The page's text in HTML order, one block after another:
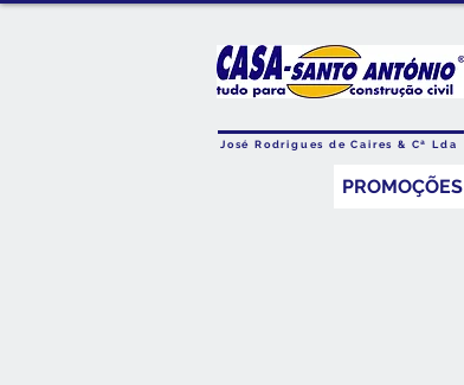
José Rodrigues de Caires & Cª Lda
PROMOÇÕES